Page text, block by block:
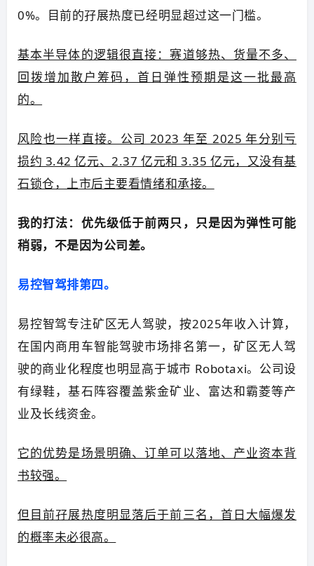
0%。目前的孖展热度已经明显超过这一门槛。
基本半导体的逻辑很直接：赛道够热、货量不多、
回拨增加散户筹码，首日弹性预期是这一批最高
的。
风险也一样直接。公司 2023 年至 2025 年分别亏
损约 3.42 亿元、2.37 亿元和 3.35 亿元，又没有基
石锁仓，上市后主要看情绪和承接。
我的打法：优先级低于前两只，只是因为弹性可能
稍弱，不是因为公司差。
易控智驾排第四。
易控智驾专注矿区无人驾驶，按2025年收入计算，
在国内商用车智能驾驶市场排名第一，矿区无人驾
驶的商业化程度也明显高于城市 Robotaxi。公司设
有绿鞋，基石阵容覆盖紫金矿业、富达和霸菱等产
业及长线资金。
它的优势是场景明确、订单可以落地、产业资本背
书较强。
但目前孖展热度明显落后于前三名，首日大幅爆发
的概率未必很高。